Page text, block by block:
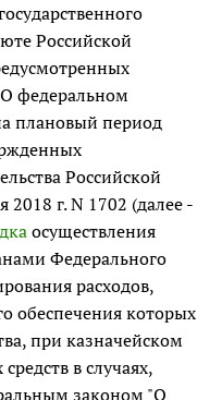
Российской
федеральном
плановый период
Российской
2018 г. N 1702 (далее -
осуществления
Федерального
расходов,
обеспечения которых
при казначейском
в случаях,
законом "О